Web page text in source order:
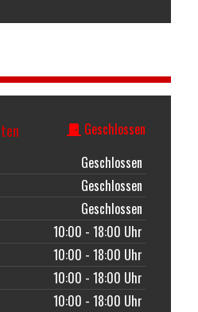
Geschlossen
Geschlossen
Geschlossen
Geschlossen
10:00 - 18:00 Uhr
10:00 - 18:00 Uhr
10:00 - 18:00 Uhr
10:00 - 18:00 Uhr